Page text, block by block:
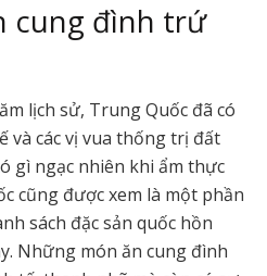
cung đình trứ
lịch sử, Trung Quốc đã có
và các vị vua thống trị đất
gì ngạc nhiên khi ẩm thực
cũng được xem là một phần
sách đặc sản quốc hồn
Những món ăn cung đình